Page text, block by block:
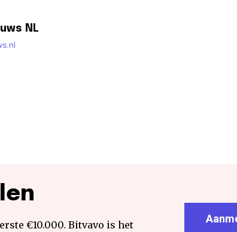
NL
€10.000. Bitvavo is het